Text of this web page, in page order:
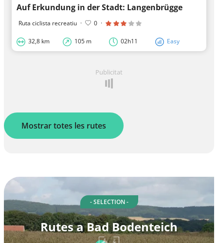
Auf Erkundung in der Stadt: Langenbrügge
Ruta ciclista recreatiu · 0 ·
32,8 km 105 m 02h11 Easy
Publicitat
Mostrar totes les rutes
- SELECTION -
Rutes a Bad Bodenteich